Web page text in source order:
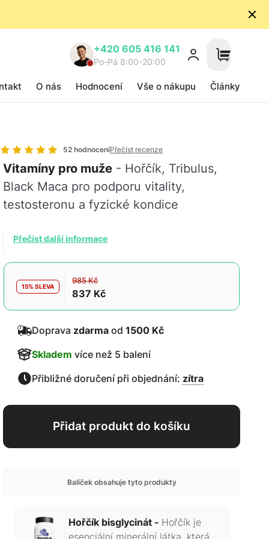
+420 605 416 141
Po-Pá 8:00-20:00
O nás Hodnocení Vše o nákupu Články
52 hodnoceníPřečíst recenze
Vitamíny pro muže - Hořčík, Tribulus,
Black Maca pro podporu vitality,
testosteronu a fyzické kondice
Přečíst další informace
15% SLEVA
985 Kč
837 Kč
Doprava zdarma od1500 Kč
Sklademvíce než 5 balení
Přibližné doručení při objednání: zítra
Přidat produkt do košíku
Balíček obsahuje tyto produkty
Hořčík bisglycinát - Hořčík je
esenciální minerální látka, která je